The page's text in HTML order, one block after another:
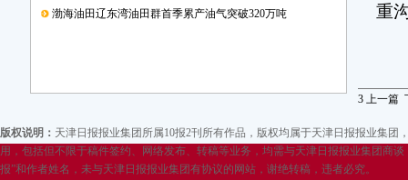
渤海油田辽东湾油田群首季累产油气突破320万吨
重
3 上一篇
版权说明： 天津日报报业集团所属10报2刊所有作品，版权均属于天津日报报业集
用，包括但不限于稿件签约、网络发布、转稿等业务，均需与天津日报报业集团商
报”和作者姓名，未与天津日报报业集团有协议的网站，谢绝转稿，违者必究。